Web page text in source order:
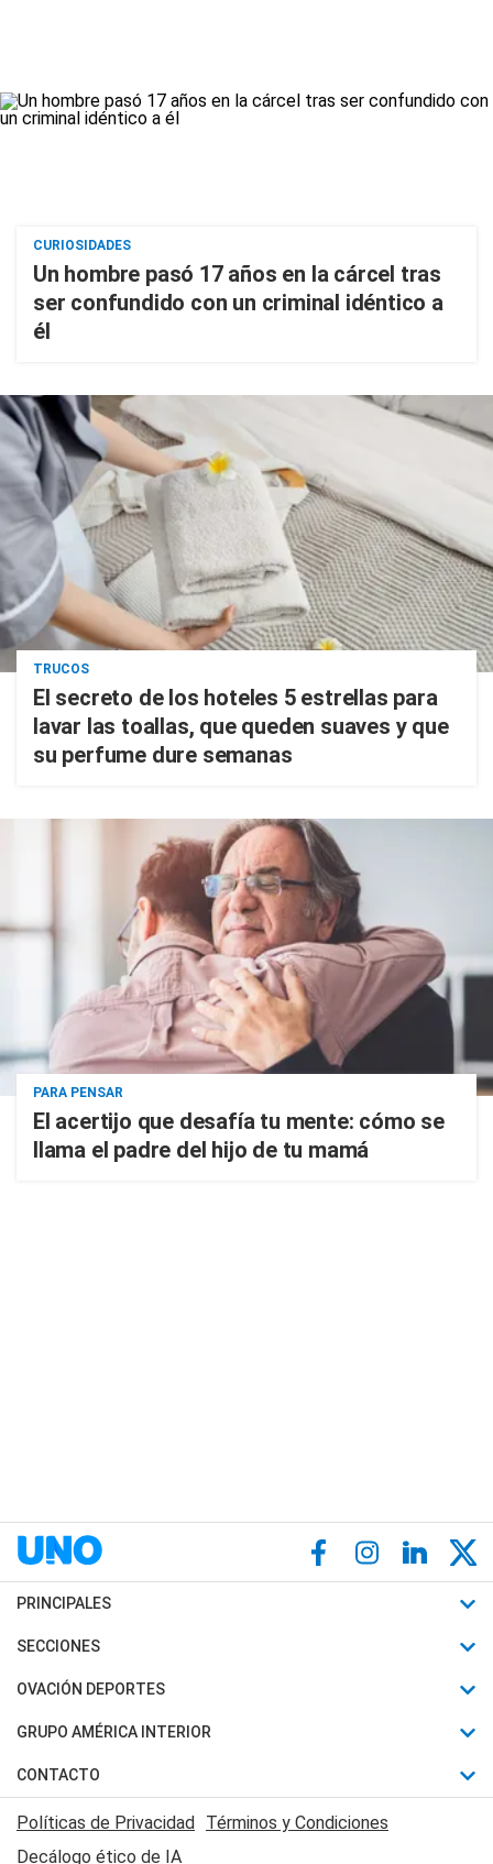
CURIOSIDADES
Un hombre pasó 17 años en la cárcel tras
ser confundido con un criminal idéntico a
él
TRUCOS
El secreto de los hoteles 5 estrellas para
lavar las toallas, que queden suaves y que
su perfume dure semanas
PARA PENSAR
El acertijo que desafía tu mente: cómo se
llama el padre del hijo de tu mamá
PRINCIPALES
Últimas Noticias
Política
Judiciales
Economia
SECCIONES
Horóscopo
Motores
Trucos caseros
Series y Películas
OVACIÓN DEPORTES
Fútbol
Mundial
Automovilismo
Rugby
GRUPO AMÉRICA INTERIOR
Canal 7 en Vivo
CONTACTO
Acerca de Nosotros
Contactanos
Políticas de Privacidad Términos y Condiciones
Decálogo ético de IA